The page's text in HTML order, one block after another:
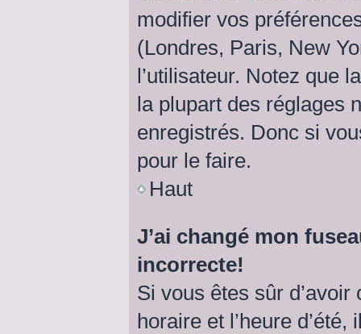
modifier vos
(Londres, Paris, New
l’utilisateur. Notez que
la plupart des réglages
enregistrés. Donc si
pour le faire.
Haut
J’ai changé mon
incorrecte!
Si vous êtes sûr
horaire et l’heure